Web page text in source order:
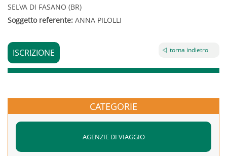
SELVA DI FASANO (BR)
Soggetto referente: ANNA PILOLLI
ISCRIZIONE torna indietro
CATEGORIE
AGENZIE DI VIAGGIO